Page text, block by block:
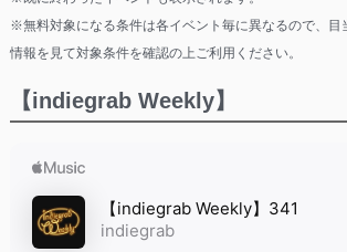
※無料対象になる条件は各イベント毎に異なるので、目
情報を見て対象条件を確認の上ご利用ください。
【indiegrab Weekly】